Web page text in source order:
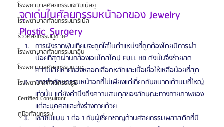
โรงพยาบาลศัลยกรรมเจดับเบิลยู
โรงพยาบาลศัลยกรรมมาร์เบิ้ล
รีวิวศัลยกรรมผู้ชาย
โรงพยาบาลศัลยกรรมมาอิน
โรงพยาบาลศัลยกรรมนานะ
โรงพยาบาลศัลยกรรมรูบี
Certified Consultant
คู่มือศัลยกรรม
จุดเด่นในศัลยกรรมหน้าอกของ Jewelry
Plastic Surgery
การฝังรากฟันเทียมจะถูกใส่ในตำแหน่งที่ถูกต้องโดยมีการผ่า
น้อยที่สุดผ่านกล้องเอนโดสโคป FULL HD ดังนั้นจึงช่วยลด
ความเสียหายของหลอดเลือดหลักและเนื้อเยื่อให้เหลือน้อยที่สุด
การทำศัลยกรรมหน้าอกที่ไม่เพียงแต่เกี่ยวกับขนาดเต้านมที่ใหญ่
เท่านั้น แต่ยังคำนึงถึงความสมดุลของลักษณะทางกายภาพของ
แต่ละบุคคลและทั้งร่างกายด้วย
เซสชันแบบ 1 ต่อ 1 กับผู้เชี่ยวชาญด้านศัลยกรรมพลาสติกที่มี